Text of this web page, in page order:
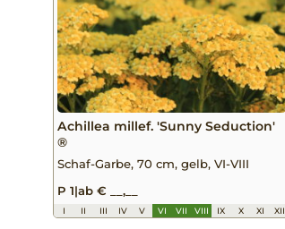
Achillea millef. 'Sunny Seduction'
®
Schaf-Garbe, 70 cm, gelb, VI-VIII
P 1|ab € __,__
I II III IV V VI VII VIII IX X XI XII